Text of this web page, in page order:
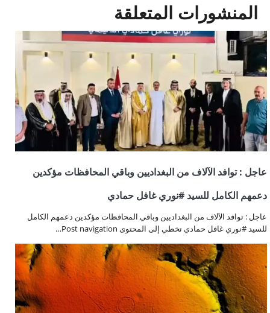
ل
م
ق
ا
ل
ا
ت
المنشورات المتعلقة
عاجل : توافد الآلاف من البغداديين وباقي المحافظات مؤكدين
دعمهم الكامل للسيد #نوري غافل حمادي
عاجل : توافد الآلاف من البغداديين وباقي المحافظات مؤكدين دعمهم الكامل
للسيد #نوري غافل حمادي تخطي إلى المحتوى Post navigation…